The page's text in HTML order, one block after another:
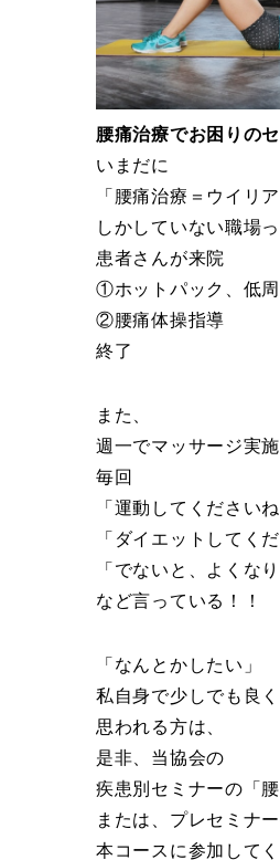
腰痛治療でお困りの
いまだに
「腰痛治療＝ウイリ
しかしていない職場
患者さんが来院
①ホットパック、低
②腰痛体操指導
終了
また、
週一でマッサージ実施
毎回
「運動してくださいね
「ダイエットしてく
「でないと、よくな
など言っている！！
「なんとかしたい」
私自身で少しでも良
思われる方は、
是非、当協会の
疾患別セミナーの「腰
または、プレセミナ
本コースに参加してく